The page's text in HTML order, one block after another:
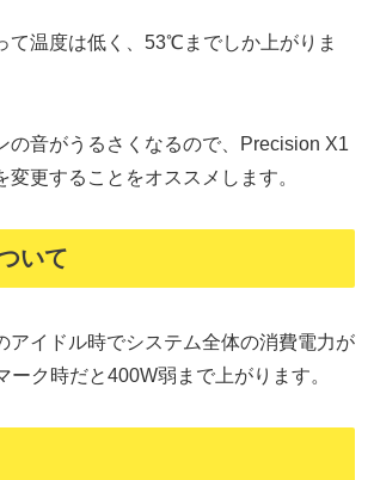
て温度は低く、53℃までしか上がりま
の音がうるさくなるので、Precision X1
変更することをオススメします。
いて
アイドル時でシステム全体の消費電力が
ーク時だと400W弱まで上がります。